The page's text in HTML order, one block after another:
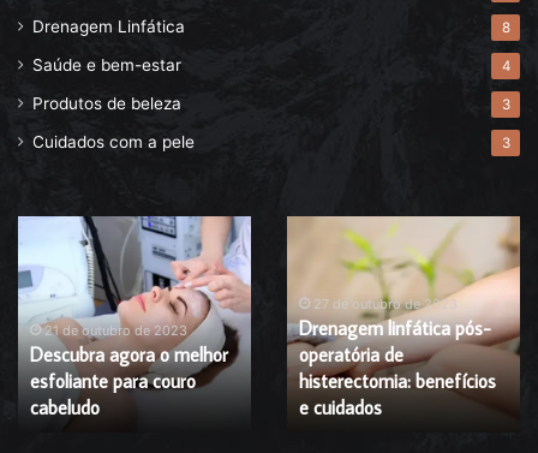
Drenagem Linfática 8
Saúde e bem-estar 4
Produtos de beleza 3
Cuidados com a pele 3
Descubra
o
melhor
esfoliante
para
couro
cabeludo
21 de outubro de 2023
Descubra agora o melhor
esfoliante para couro
cabeludo
Drenagem
operatória
de
histerectomia:
benefícios
27 de outubro de 2023
Drenagem linfática pós-
operatória de
histerectomia: benefícios
e cuidados